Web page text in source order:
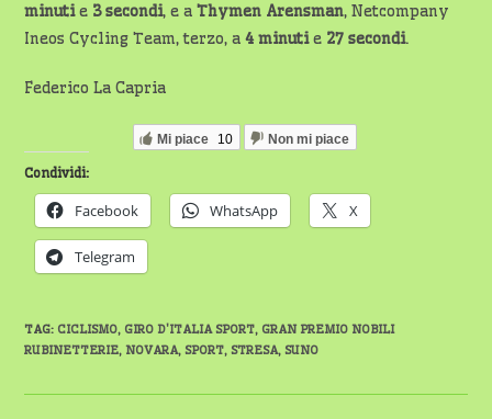
minutie 3 secondi, e aThymen Arensman, Netcompany
Ineos Cycling Team, terzo, a4 minutie 27 secondi.
Federico La Capria
Mi piace 10 Non mi piace
Condividi:
Facebook WhatsApp X
Telegram
TAG: CICLISMO, GIRO D'ITALIA SPORT, GRAN PREMIO NOBILI
RUBINETTERIE, NOVARA, SPORT, STRESA, SUNO